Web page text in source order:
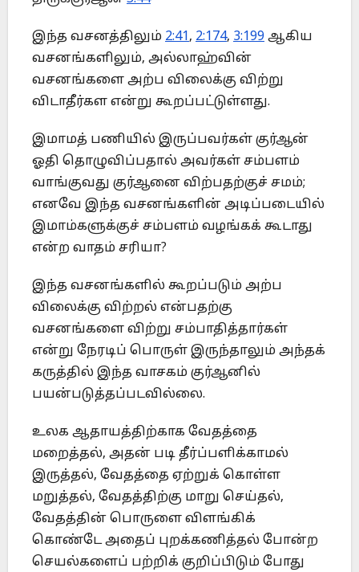
இந்த வசனத்திலும் 2:41, 2:174, 3:199 ஆகிய
வசனங்களிலும், அல்லாஹ்வின்
வசனங்களை அற்ப விலைக்கு விற்று
விடாதீர்கள என்று கூறப்பட்டுள்ளது.
இமாமத் பணியில் இருப்பவர்கள் குர்ஆன்
ஓதி தொழுவிப்பதால் அவர்கள் சம்பளம்
வாங்குவது குர்ஆனை விற்பதற்குச் சமம்;
எனவே இந்த வசனங்களின் அடிப்படையில்
இமாம்களுக்குச் சம்பளம் வழங்கக் கூடாது
என்ற வாதம் சரியா?
இந்த வசனங்களில் கூறப்படும் அற்ப
விலைக்கு விற்றல் என்பதற்கு
வசனங்களை விற்று சம்பாதித்தார்கள்
என்று நேரடிப் பொருள் இருந்தாலும் அந்தக்
கருத்தில் இந்த வாசகம் குர்ஆனில்
பயன்படுத்தப்படவில்லை.
உலக ஆதாயத்திற்காக வேதத்தை
மறைத்தல், அதன் படி தீர்ப்பளிக்காமல்
இருத்தல், வேதத்தை ஏற்றுக் கொள்ள
மறுத்தல், வேதத்திற்கு மாறு செய்தல்,
வேதத்தின் பொருளை விளங்கிக்
கொண்டே அதைப் புறக்கணித்தல் போன்ற
செயல்களைப் பற்றிக் குறிப்பிடும் போது